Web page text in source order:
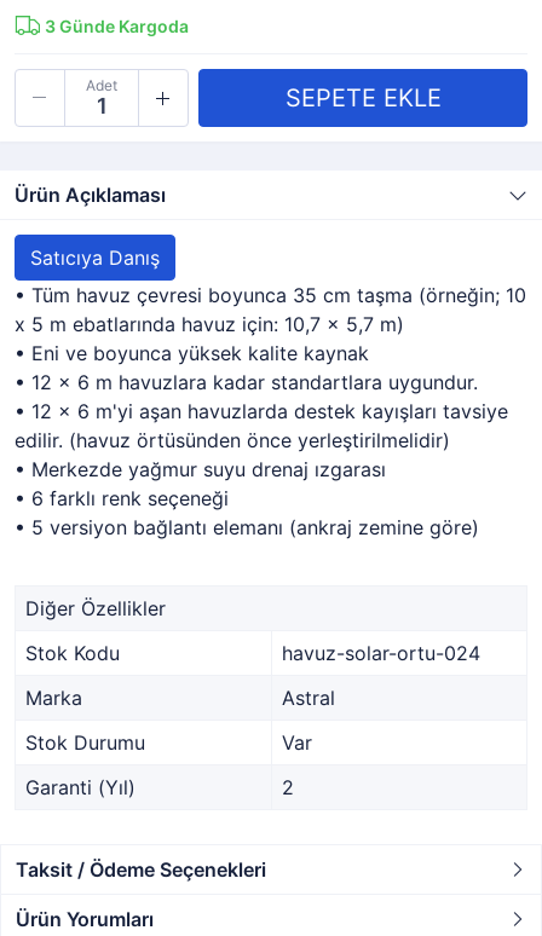
3Günde Kargoda
Adet
Ürün Açıklaması
Satıcıya Danış
• Tüm havuz çevresi boyunca 35 cm taşma (örneğin; 10
x 5 m ebatlarında havuz için: 10,7 x 5,7 m)
• Eni ve boyunca yüksek kalite kaynak
• 12 x 6 m havuzlara kadar standartlara uygundur.
• 12 x 6 m'yi aşan havuzlarda destek kayışları tavsiye
edilir. (havuz örtüsünden önce yerleştirilmelidir)
• Merkezde yağmur suyu drenaj ızgarası
• 6 farklı renk seçeneği
• 5 versiyon bağlantı elemanı (ankraj zemine göre)
Diğer Özellikler
Stok Kodu
havuz-solar-ortu-024
Marka
Astral
Stok Durumu
Var
Garanti (Yıl)
2
Taksit / Ödeme Seçenekleri
Ürün Yorumları